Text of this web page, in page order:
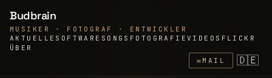
Budbrain
MUSIKER · FOTOGRAF · ENTWICKLER
AKTUELLE SOFTWARE SONGS FOTOGRAFIEVIDEOS FLICKR
ÜBER
✉MAIL 🇩🇪